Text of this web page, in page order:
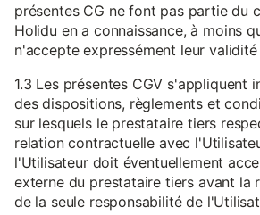
présentes CG ne font pas partie du
Holidu en a connaissance, à moins
n'accepte expressément leur
1.3 Les présentes CGV s'appliquent
des dispositions, règlements et
sur lesquels le prestataire tiers
relation contractuelle avec
l'Utilisateur doit éventuellement
externe du prestataire tiers avant la
de la seule responsabilité de